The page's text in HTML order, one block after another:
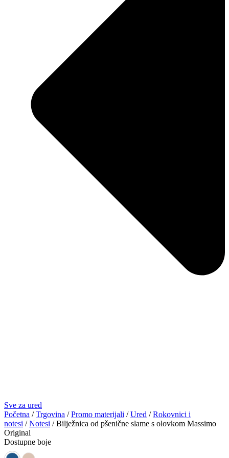
Sve za ured
Početna /Trgovina /Promo materijali /Ured /Rokovnici i
notesi /Notesi / Bilježnica od pšenične slame s olovkom Massimo
Original
Dostupne boje